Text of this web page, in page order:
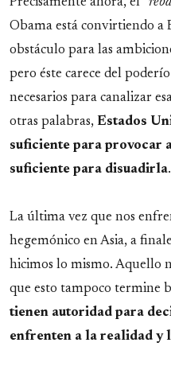
Obama está convirtiendo a
obstáculo para las
pero éste carece del
necesarios para canalizar
otras palabras, Estados
suficiente para provocar
suficiente para disuadirla.
La última vez que nos
hegemónico en Asia, a
hicimos lo mismo. Aquello
que esto tampoco termine
tienen autoridad para
enfrenten a la realidad y